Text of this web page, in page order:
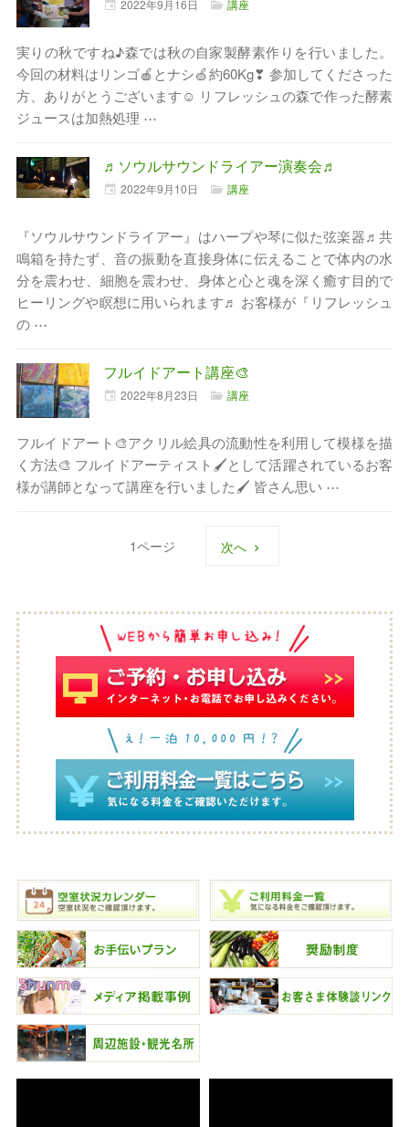
2022年9月16日 講座
実りの秋ですね♪森では秋の自家製酵素作りを行いました。
今回の材料はリンゴ🍎とナシ🍏約60Kg❣ 参加してくださった
方、ありがとうございます☺ リフレッシュの森で作った酵素
ジュースは加熱処理 ⋯
♬ソウルサウンドライアー演奏会♬
2022年9月10日 講座
『ソウルサウンドライアー』はハープや琴に似た弦楽器♬共
鳴箱を持たず、音の振動を直接身体に伝えることで体内の水
分を震わせ、細胞を震わせ、身体と心と魂を深く癒す目的で
ヒーリングや瞑想に用いられます♬ お客様が『リフレッシュ
の ⋯
フルイドアート講座🎨
2022年8月23日 講座
フルイドアート🎨アクリル絵具の流動性を利用して模様を描
く方法🎨 フルイドアーティスト🖌として活躍されているお客
様が講師となって講座を行いました🖌 皆さん思い ⋯
1 次へ